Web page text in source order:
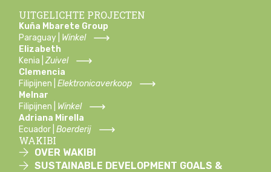
UITGELICHTE PROJECTEN
Kuña Mbarete Group
Paraguay |
Winkel
Elizabeth
Kenia |Zuivel
Clemencia
Filipijnen | Elektronicaverkoop
Melnar
Filipijnen |
Winkel
Adriana Mirella
Ecuador | Boerderij
WAKIBI
OVER WAKIBI
SUSTAINABLE DEVELOPMENT GOALS &